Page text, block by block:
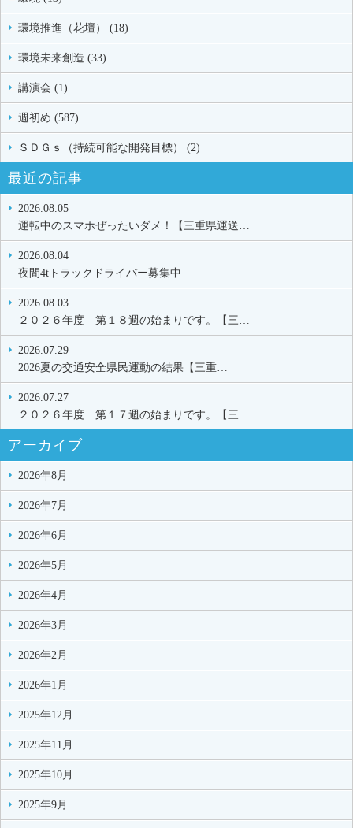
環境推進（花壇） (18)
環境未来創造 (33)
講演会 (1)
週初め (587)
ＳＤＧｓ（持続可能な開発目標） (2)
最近の記事
2026.08.05
運転中のスマホぜったいダメ！【三重県運送…
2026.08.04
夜間4tトラックドライバー募集中
2026.08.03
２０２６年度 第１８週の始まりです。【三…
2026.07.29
2026夏の交通安全県民運動の結果【三重…
2026.07.27
２０２６年度 第１７週の始まりです。【三…
アーカイブ
2026年8月
2026年7月
2026年6月
2026年5月
2026年4月
2026年3月
2026年2月
2026年1月
2025年12月
2025年11月
2025年10月
2025年9月